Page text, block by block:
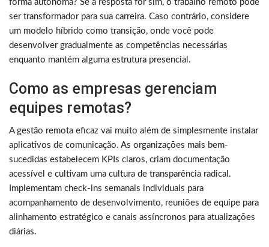
forma autônoma? Se a resposta for sim, o trabalho remoto pode
ser transformador para sua carreira. Caso contrário, considere
um modelo híbrido como transição, onde você pode
desenvolver gradualmente as competências necessárias
enquanto mantém alguma estrutura presencial.
Como as empresas gerenciam
equipes remotas?
A gestão remota eficaz vai muito além de simplesmente instalar
aplicativos de comunicação. As organizações mais bem-
sucedidas estabelecem KPIs claros, criam documentação
acessível e cultivam uma cultura de transparência radical.
Implementam check-ins semanais individuais para
acompanhamento de desenvolvimento, reuniões de equipe para
alinhamento estratégico e canais assíncronos para atualizações
diárias.